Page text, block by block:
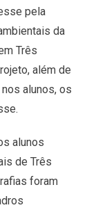
pela
da
Três
além de
alunos, os
alunos
de Três
foram